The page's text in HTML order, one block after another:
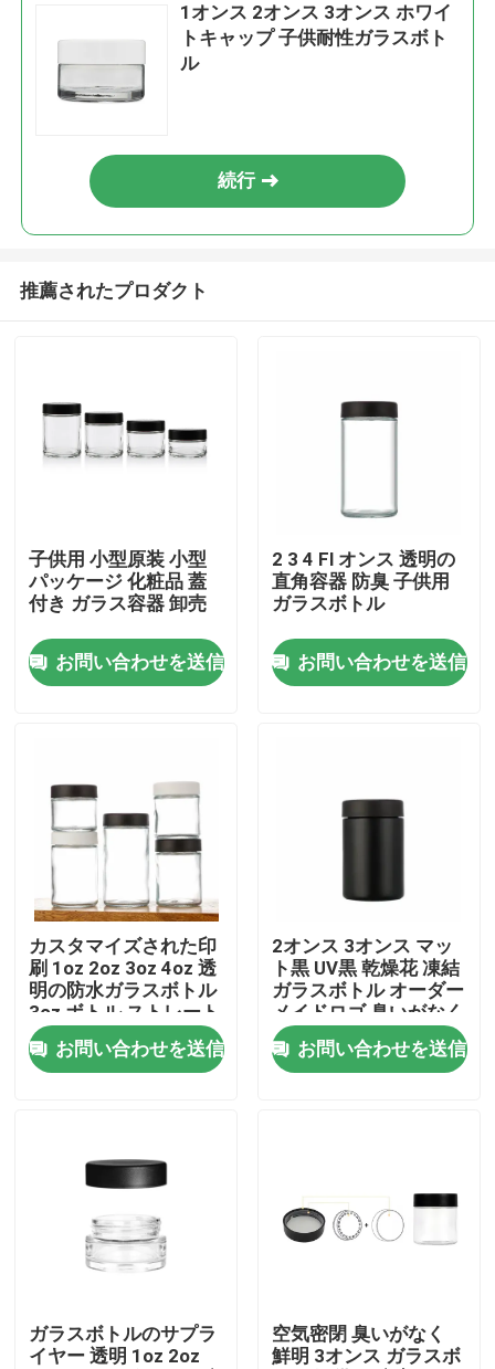
プロダクト
ビデオ
私達について
工場旅行
品質管理
ニュース
ガラス濃縮物の瓶
1オンス 2オンス 3オンス ホワイ
トキャップ 子供耐性ガラスボト
ル
続行
推薦されたプロダクト
子供用 小型原装 小型
パッケージ 化粧品 蓋
付き ガラス容器 卸売
お問い合わせを送信
2 3 4 Fl オンス 透明の
直角容器 防臭 子供用
ガラスボトル
お問い合わせを送信
カスタマイズされた印
刷 1oz 2oz 3oz 4oz 透
明の防水ガラスボトル
3oz ボトル ストレート
サイドガラス 子供耐性
キャップ Cr ボトル
お問い合わせを送信
2オンス 3オンス マッ
ト黒 UV黒 乾燥花 凍結
ガラスボトル オーダー
メイドロゴ 臭いがなく
子供の安全鍵蓋
お問い合わせを送信
ガラスボトルのサプラ
イヤー 透明 1oz 2oz
空気密閉 臭いがなく
鮮明 3オンス ガラスボ